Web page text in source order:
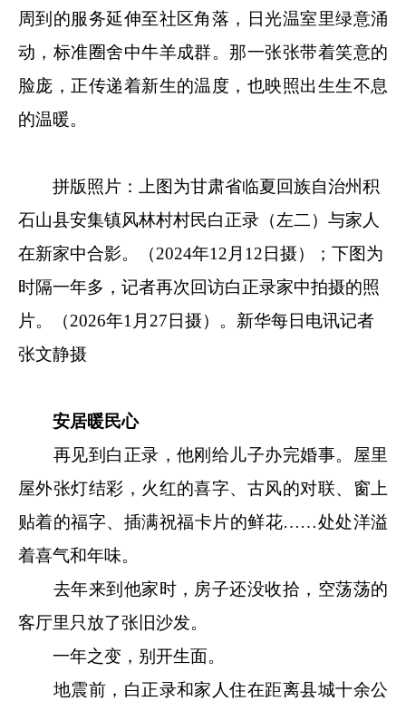
周到的服务延伸至社区角落，日光温室里绿意涌
动，标准圈舍中牛羊成群。那一张张带着笑意的
脸庞，正传递着新生的温度，也映照出生生不息
的温暖。
拼版照片：上图为甘肃省临夏回族自治州积
石山县安集镇风林村村民白正录（左二）与家人
在新家中合影。（2024年12月12日摄）；下图为
时隔一年多，记者再次回访白正录家中拍摄的照
片。（2026年1月27日摄）。新华每日电讯记者
张文静摄
安居暖民心
再见到白正录，他刚给儿子办完婚事。屋里
屋外张灯结彩，火红的喜字、古风的对联、窗上
贴着的福字、插满祝福卡片的鲜花……处处洋溢
着喜气和年味。
去年来到他家时，房子还没收拾，空荡荡的
客厅里只放了张旧沙发。
一年之变，别开生面。
地震前，白正录和家人住在距离县城十余公